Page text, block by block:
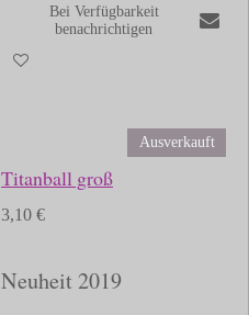
Bei Verfügbarkeit
benachrichtigen
Ausverkauft
Titanball groß
3,10 €
Neuheit 2019